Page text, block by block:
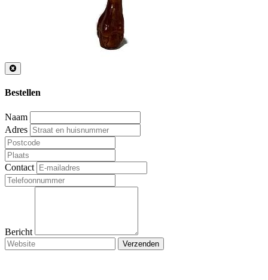
Bestellen
Naam
Adres
Contact
Bericht
Verzenden